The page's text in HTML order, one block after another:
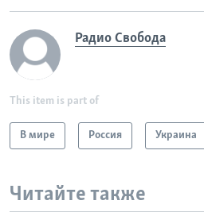
Радио Свобода
This item is part of
В мире Россия Украина
Читайте также